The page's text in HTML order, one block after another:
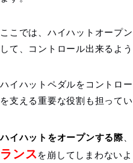
ここでは、ハイハットオープ
して、コントロール出来るよ
ハイハットペダルをコントロ
を支える重要な役割も担ってい
ハイハットをオープンする際
ランスを崩してしまわない